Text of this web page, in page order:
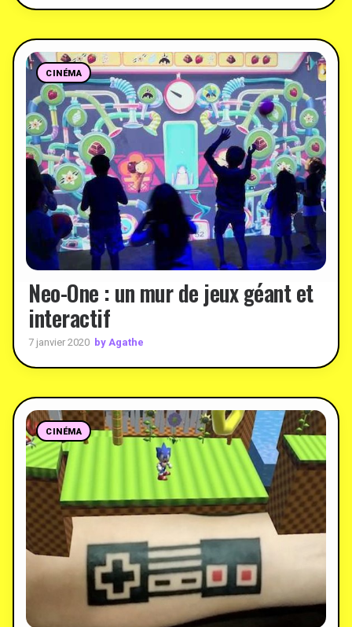
CINÉMA
Neo-One : un mur de jeux géant et
interactif
7 janvier 2020 by Agathe
CINÉMA